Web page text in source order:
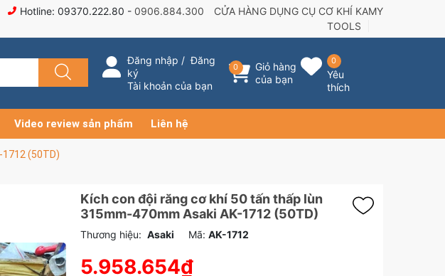
Hotline: 09370.222.80 - 0906.884.300
CỬA HÀNG DỤNG CỤ CƠ KHÍ KAMY
TOOLS
Đăng nhập /Đăng
ký
Tài khoản của bạn
0
Giỏ hàng
của bạn
0
Yêu
thích
Video review sản phẩm Liên hệ
(50TD)
Kích con đội răng cơ khí 50 tấn thấp lùn
315mm-470mm Asaki AK-1712 (50TD)
Thương hiệu: Asaki Mã: AK-1712
5.958.654₫